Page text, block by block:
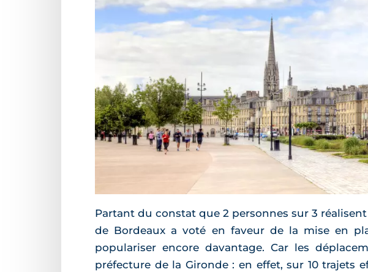
Partant du constat que 2 personnes sur 3
de Bordeaux a voté en faveur de la mise en
populariser encore davantage. Car les
préfecture de la Gironde : en effet, sur 10 trajets